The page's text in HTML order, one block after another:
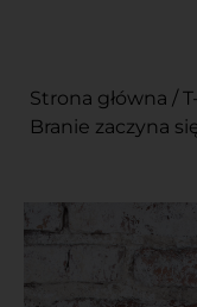
Strona główna /
Branie zaczyna